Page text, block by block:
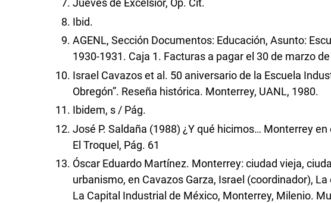
Jueves de Excelsior, Op. Cit.
Ibid.
AGENL, Sección Documentos: Educación, Asunto:
1930-1931. Caja 1. Facturas a pagar el 30 de marzo
Israel Cavazos et al. 50 aniversario de la Escuela
Obregón”. Reseña histórica. Monterrey, UANL, 1980.
Ibidem, s / Pág.
José P. Saldaña (1988) ¿Y qué hicimos… Monterrey
El Troquel, Pág. 61
Óscar Eduardo Martínez. Monterrey: ciudad vieja,
urbanismo, en Cavazos Garza, Israel (coordinador),
La Capital Industrial de México, Monterrey, Milenio.